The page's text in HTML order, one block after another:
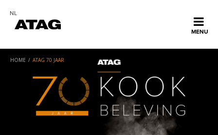
MENU
Home
Collectie
NL
Met 'Mijn ATAG' is al jouw apparaat informatie opgeslagen
nieuwe apparaten wilt registeren of meer informatie zoekt
over je apparaat.
De voordelen van een 'mijn ATAG' account:
* registreer jouw apparaat en activeer Garantie Plus!
* meld jouw storing snel en eenvoudig
* vind informatie over jouw apparaat
HOME / ATAG 70 JAAR